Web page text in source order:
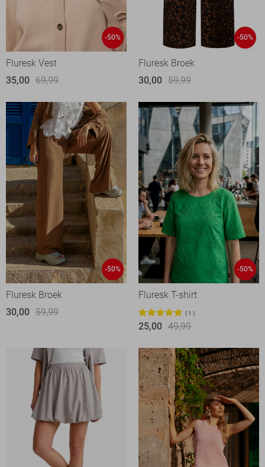
-50%
Fluresk Vest
35,00 69,99
-50%
Fluresk Broek
30,00 59,99
-50%
Fluresk Broek
30,00 59,99
-50%
Fluresk T-shirt
1
25,00 49,99